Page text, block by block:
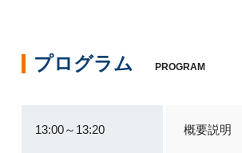
プログラム PROGRAM
13:00～13:20 概要説明